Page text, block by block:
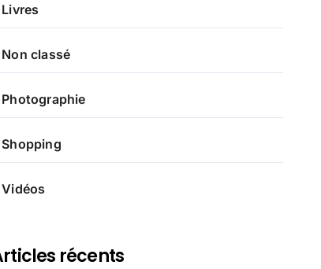
Livres
Non classé
Photographie
Shopping
Vidéos
récents